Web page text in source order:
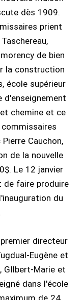
dès 1909.
prient
de bien
la construction
école supérieur
d'enseignement
chemine et ce
Cauchon,
de la nouvelle
Le 12 janvier
de faire produire
du
directeur
Eugène et
GIlbert-Marie et
dans l'école